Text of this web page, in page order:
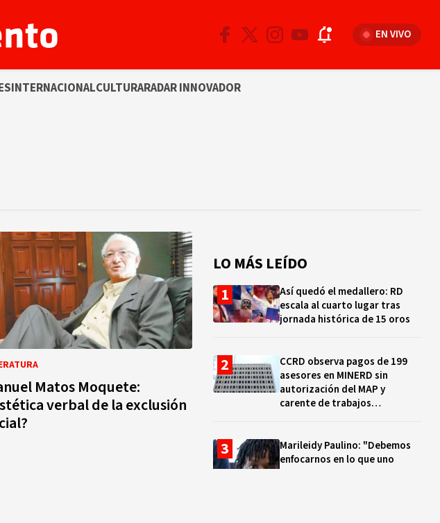
EN VIVO
INTERNACIONALCULTURARADAR INNOVADOR
Matos Moquete:
verbal de la exclusión
LO MÁS LEÍDO
Así quedó el medallero: RD
escala al cuarto lugar tras
jornada histórica de 15 oros
CCRD observa pagos de 199
asesores en MINERD sin
autorización del MAP y
carente de trabajos
Marileidy Paulino: "Debemos
enfocarnos en lo que uno